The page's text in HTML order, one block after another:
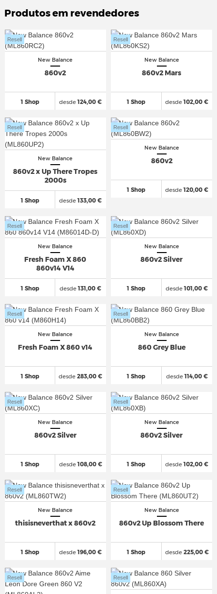
Produtos em revendedores
New Balance
860v2
1 Shop
Resell
desde124,00 €
New Balance
860v2 Mars
1 Shop
Resell
desde102,00 €
New Balance
860v2 x Up There Tropes
2000s
1 Shop
Resell
desde133,00 €
New Balance
860v2
1 Shop
Resell
desde120,00 €
New Balance
Fresh Foam X 860
860v14 V14
1 Shop
Resell
desde131,00 €
New Balance
860v2 Silver
1 Shop
Resell
desde101,00 €
New Balance
Fresh Foam X 860 v14
1 Shop
Resell
desde 283,00 €
New Balance
860 Grey Blue
1 Shop
Resell
desde114,00 €
New Balance
860v2 Silver
1 Shop
Resell
desde108,00 €
New Balance
860v2 Silver
1 Shop
Resell
desde102,00 €
New Balance
thisisneverthat x 860v2
1 Shop
Resell
desde196,00 €
New Balance
860v2 Up Blossom There
1 Shop
Resell
desde225,00 €
Resell Resell